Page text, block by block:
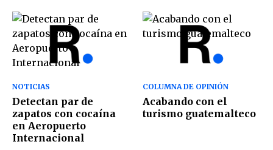
NOTICIAS
Detectan par de
zapatos con cocaína
en Aeropuerto
Internacional
COLUMNA DE OPINIÓN
Acabando con el
turismo guatemalteco